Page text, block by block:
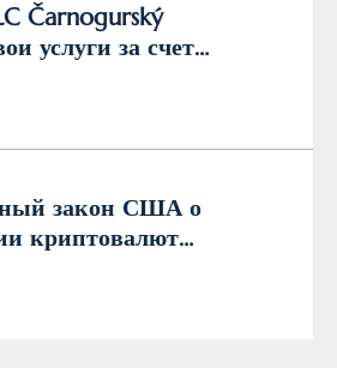
Čarnogurský
услуги за счет
закон США о
криптовалют